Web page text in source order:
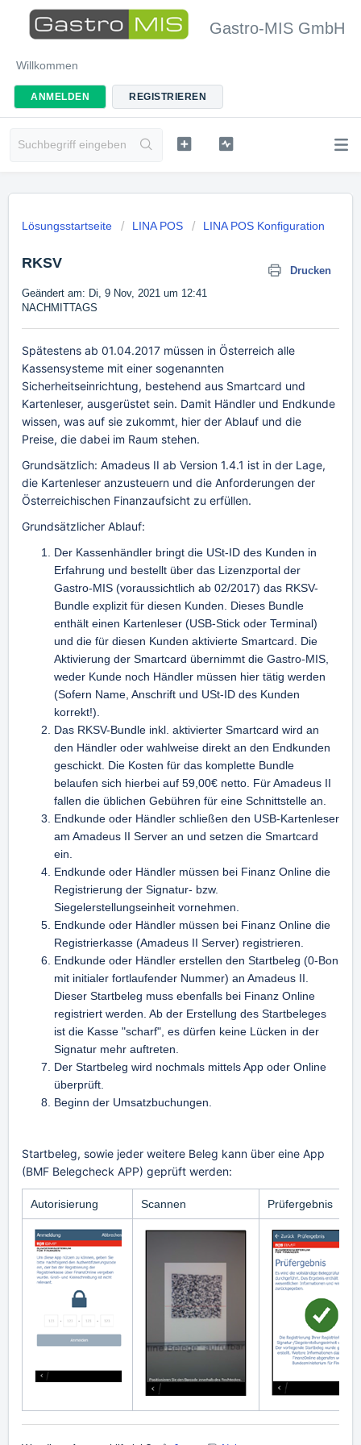
Gastro-MIS GmbH
Willkommen
ANMELDEN REGISTRIEREN
Lösungsstartseite LINA POS LINA POS Konfiguration
RKSV
Drucken
Geändert am: Di, 9 Nov, 2021 um 12:41
NACHMITTAGS
Spätestens ab 01.04.2017 müssen in Österreich alle
Kassensysteme mit einer sogenannten
Sicherheitseinrichtung, bestehend aus Smartcard und
Kartenleser, ausgerüstet sein. Damit Händler und Endkunde
wissen, was auf sie zukommt, hier der Ablauf und die
Preise, die dabei im Raum stehen.
Grundsätzlich: Amadeus II ab Version 1.4.1 ist in der Lage,
die Kartenleser anzusteuern und die Anforderungen der
Österreichischen Finanzaufsicht zu erfüllen.
Grundsätzlicher Ablauf:
Der Kassenhändler bringt die USt-ID des Kunden in
Erfahrung und bestellt über das Lizenzportal der
Gastro-MIS (voraussichtlich ab 02/2017) das RKSV-
Bundle explizit für diesen Kunden. Dieses Bundle
enthält einen Kartenleser (USB-Stick oder Terminal)
und die für diesen Kunden aktivierte Smartcard. Die
Aktivierung der Smartcard übernimmt die Gastro-MIS,
weder Kunde noch Händler müssen hier tätig werden
(Sofern Name, Anschrift und USt-ID des Kunden
korrekt!).
Das RKSV-Bundle inkl. aktivierter Smartcard wird an
den Händler oder wahlweise direkt an den Endkunden
geschickt. Die Kosten für das komplette Bundle
belaufen sich hierbei auf 59,00€ netto. Für Amadeus II
fallen die üblichen Gebühren für eine Schnittstelle an.
Endkunde oder Händler schließen den USB-Kartenleser
am Amadeus II Server an und setzen die Smartcard
ein.
Endkunde oder Händler müssen bei Finanz Online die
Registrierung der Signatur- bzw.
Siegelerstellungseinheit vornehmen.
Endkunde oder Händler müssen bei Finanz Online die
Registrierkasse (Amadeus II Server) registrieren.
Endkunde oder Händler erstellen den Startbeleg (0-Bon
mit initialer fortlaufender Nummer) an Amadeus II.
Dieser Startbeleg muss ebenfalls bei Finanz Online
registriert werden. Ab der Erstellung des Startbeleges
ist die Kasse "scharf", es dürfen keine Lücken in der
Signatur mehr auftreten.
Der Startbeleg wird nochmals mittels App oder Online
überprüft.
Beginn der Umsatzbuchungen.
Startbeleg, sowie jeder weitere Beleg kann über eine App
(BMF Belegcheck APP) geprüft werden:
Autorisierung Scannen Prüfergebnis